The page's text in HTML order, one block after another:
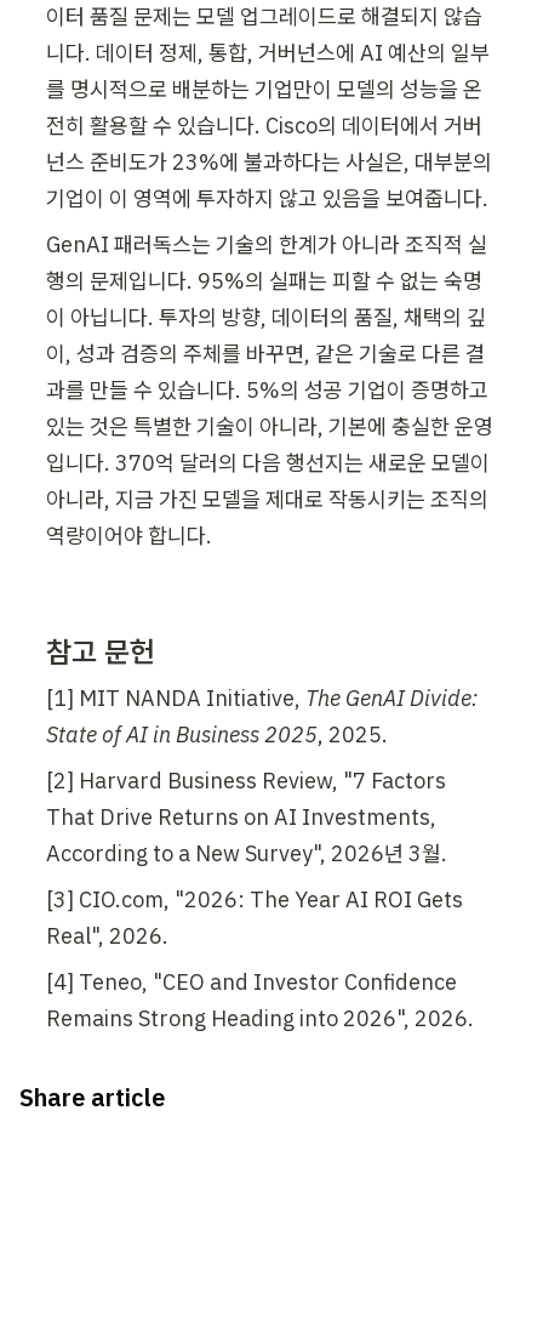
이터 품질 문제는 모델 업그레이드로 해결되지 않습
니다. 데이터 정제, 통합, 거버넌스에 AI 예산의 일부
를 명시적으로 배분하는 기업만이 모델의 성능을 온
전히 활용할 수 있습니다. Cisco의 데이터에서 거버
넌스 준비도가 23%에 불과하다는 사실은, 대부분의
기업이 이 영역에 투자하지 않고 있음을 보여줍니다.
GenAI 패러독스는 기술의 한계가 아니라 조직적 실
행의 문제입니다. 95%의 실패는 피할 수 없는 숙명
이 아닙니다. 투자의 방향, 데이터의 품질, 채택의 깊
이, 성과 검증의 주체를 바꾸면, 같은 기술로 다른 결
과를 만들 수 있습니다. 5%의 성공 기업이 증명하고
있는 것은 특별한 기술이 아니라, 기본에 충실한 운영
입니다. 370억 달러의 다음 행선지는 새로운 모델이
아니라, 지금 가진 모델을 제대로 작동시키는 조직의
역량이어야 합니다.
참고 문헌
[1] MIT NANDA Initiative, The GenAI Divide:
State of AI in Business 2025, 2025.
[2] Harvard Business Review, "7 Factors
That Drive Returns on AI Investments,
According to a New Survey", 2026년 3월.
[3] CIO.com, "2026: The Year AI ROI Gets
Real", 2026.
[4] Teneo, "CEO and Investor Confidence
Remains Strong Heading into 2026", 2026.
Share article